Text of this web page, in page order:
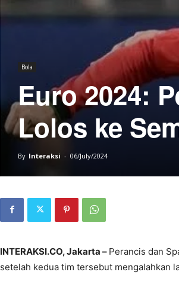
Bola
Euro 2024:
Lolos ke
By Interaksi - 06/July/2024
INTERAKSI.CO, Jakarta – Perancis dan
setelah kedua tim tersebut mengalahkan